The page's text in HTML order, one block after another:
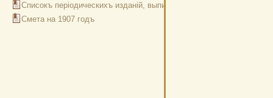
Списокъ періодическихъ изданій, выписанныхъ на 1907 годъ
Смета на 1907 годъ